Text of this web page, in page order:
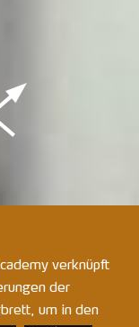
verknüpft
der
um in den